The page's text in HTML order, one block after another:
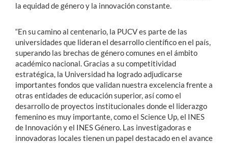
la equidad de género y la innovación constante.
“En su camino al centenario, la PUCV es parte de las
universidades que lideran el desarrollo científico en el país,
superando las brechas de género comunes en el ámbito
académico nacional. Gracias a su competitividad
estratégica, la Universidad ha logrado adjudicarse
importantes fondos que validan nuestra excelencia frente a
otras entidades de educación superior, así como el
desarrollo de proyectos institucionales donde el liderazgo
femenino es muy importante, como el Science Up, el INES
de Innovación y el INES Género. Las investigadoras e
innovadoras locales tienen un papel destacado en el avance